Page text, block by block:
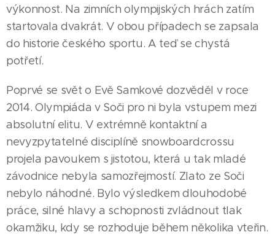
výkonnost. Na zimních olympijských hrách zatím
startovala dvakrát. V obou případech se zapsala
do historie českého sportu. A teď se chystá
potřetí.
Poprvé se svět o Evě Samkové dozvěděl v roce
2014. Olympiáda v Soči pro ni byla vstupem mezi
absolutní elitu. V extrémně kontaktní a
nevyzpytatelné disciplíně snowboardcrossu
projela pavoukem s jistotou, která u tak mladé
závodnice nebyla samozřejmostí. Zlato ze Soči
nebylo náhodné. Bylo výsledkem dlouhodobé
práce, silné hlavy a schopnosti zvládnout tlak
okamžiku, kdy se rozhoduje během několika vteřin.